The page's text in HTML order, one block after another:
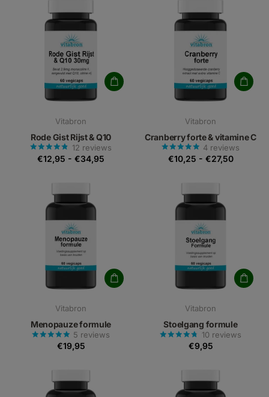
Vitabron
Rode Gist Rijst & Q10
12 reviews
€12,95 - €34,95
Vitabron
Cranberry forte & vitamine C
4 reviews
€10,25 - €27,50
Vitabron
Menopauze formule
5 reviews
€19,95
Vitabron
Stoelgang formule
10 reviews
€9,95